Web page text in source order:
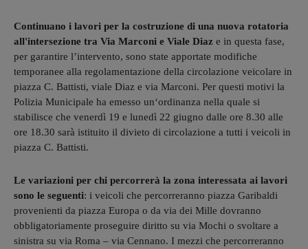
Continuano i lavori per la costruzione di una nuova rotatoria
all'intersezione tra Via Marconi e Viale Diaz e in questa fase,
per garantire l’intervento, sono state apportate modifiche
temporanee alla regolamentazione della circolazione veicolare in
piazza C. Battisti, viale Diaz e via Marconi. Per questi motivi la
Polizia Municipale ha emesso un‘ordinanza nella quale si
stabilisce che venerdì 19 e lunedì 22 giugno dalle ore 8.30 alle
ore 18.30 sarà istituito il divieto di circolazione a tutti i veicoli in
piazza C. Battisti.
Le variazioni per chi percorrerà la zona interessata ai lavori
sono le seguenti: i veicoli che percorreranno piazza Garibaldi
provenienti da piazza Europa o da via dei Mille dovranno
obbligatoriamente proseguire diritto su via Mochi o svoltare a
sinistra su via Roma – via Cennano. I mezzi che percorreranno